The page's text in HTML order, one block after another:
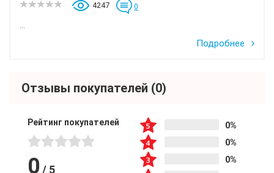
4247 0
...
Подробнее
Отзывы покупателей (0)
Рейтинг покупателей
0 / 5
0%
0%
0%